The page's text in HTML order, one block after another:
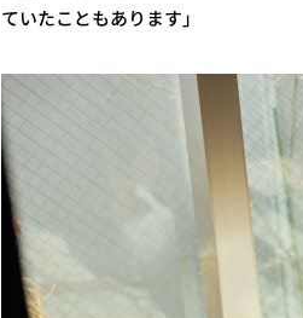
ていたこともあります」